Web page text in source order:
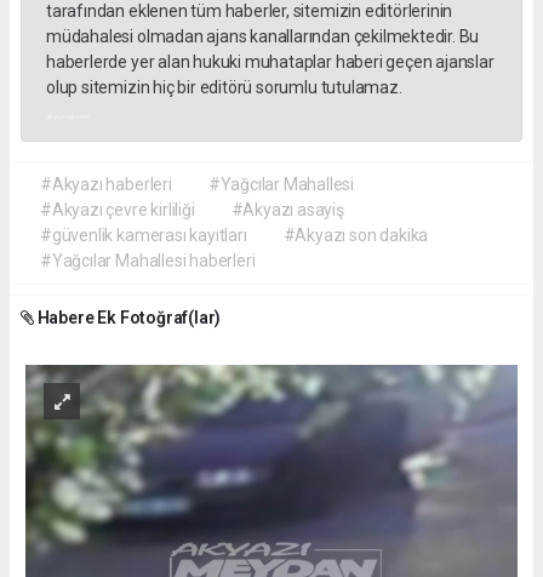
tarafından eklenen tüm haberler, sitemizin editörlerinin
müdahalesi olmadan ajans kanallarından çekilmektedir. Bu
haberlerde yer alan hukuki muhataplar haberi geçen ajanslar
olup sitemizin hiç bir editörü sorumlu tutulamaz.
#Akyazı haberleri
#Yağcılar Mahallesi
#Akyazı çevre kirliliği
#Akyazı asayiş
#güvenlik kamerası kayıtları
#Akyazı son dakika
#Yağcılar Mahallesi haberleri
Habere Ek Fotoğraf(lar)